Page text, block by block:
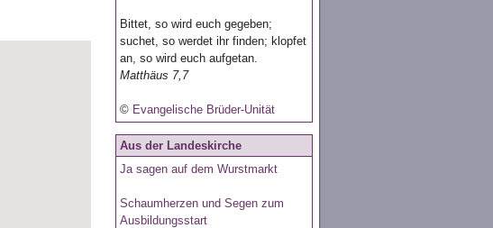
Bittet, so wird euch gegeben;
suchet, so werdet ihr finden; klopfet
an, so wird euch aufgetan.
Matthäus 7,7
© Evangelische Brüder-Unität
Aus der Landeskirche
Ja sagen auf dem Wurstmarkt
Schaumherzen und Segen zum
Ausbildungsstart